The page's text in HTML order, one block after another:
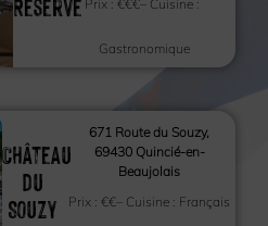
Prix :€€€– Cuisine :
Gastronomique
Château
du
Souzy
671 Route du Souzy,
69430 Quincié-en-
Beaujolais
Prix :€€– Cuisine : Français